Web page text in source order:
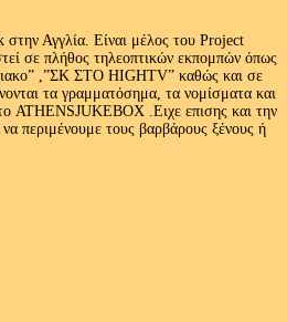
Αγγλία. Είναι μέλος του Project
σε πλήθος τηλεοπτικών εκπομπών όπως
,”ΣΚ ΣΤΟ HIGHTV” καθώς και σε
τα γραμματόσημα, τα νομίσματα και
ATHENSJUKEBOX .Ειχε επισης και την
τους βαρβάρους ξένους ή